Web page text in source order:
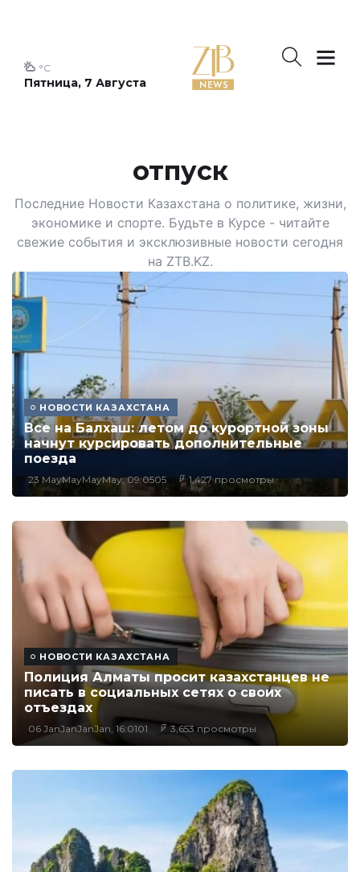
Пятница, 7 Августа
°C
отпуск
Последние Новости Казахстана о политике, жизни,
экономике и спорте. Будьте в Курсе - читайте
свежие события и эксклюзивные новости сегодня
на ZTB.KZ.
НОВОСТИ КАЗАХСТАНА
Все на Балхаш: летом до курортной зоны
начнут курсировать дополнительные
поезда
23 MayMayMayMay, 09:0505 1,427 просмотры
НОВОСТИ КАЗАХСТАНА
Полиция Алматы просит казахстанцев не
писать в социальных сетях о своих
отъездах
06 JanJanJanJan, 16:0101 3,653 просмотры